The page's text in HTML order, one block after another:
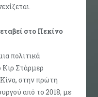
στο Πεκίνο
πολιτικά
Κιρ Στάρμερ
στην πρώτη
από το 2018, με